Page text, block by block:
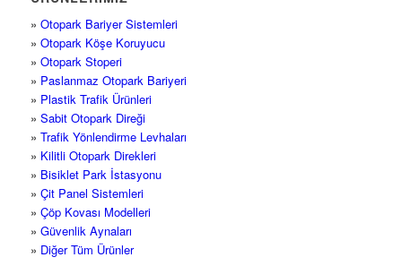
» Otopark Bariyer Sistemleri
» Otopark Köşe Koruyucu
» Otopark Stoperi
» Paslanmaz Otopark Bariyeri
» Plastik Trafik Ürünleri
» Sabit Otopark Direği
» Trafik Yönlendirme Levhaları
» Kilitli Otopark Direkleri
» Bisiklet Park İstasyonu
» Çit Panel Sistemleri
» Çöp Kovası Modelleri
» Güvenlik Aynaları
» Diğer Tüm Ürünler